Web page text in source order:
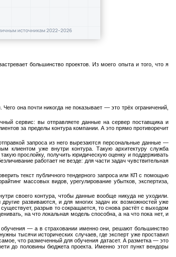
большинство проектов. Из моего опыта и того, что я
она почти никогда не показывает — это трёх ограничений,
сервис: вы отправляете данные на сервер поставщика и
за пределы контура компании. А это прямо противоречит
запроса из него вырезаются персональные данные —
клиентом уже внутри контура. Такую архитектуру служба
прослойку, получить юридическую оценку и поддерживать
работает не везде: для части задач чувствительная
текст публичного тендерного запроса или КП с помощью
массовых видов, урегулирование убытков, экспертиза,
своего контура, чтобы данные вообще никуда не уходили.
развиваются, и для многих задач их возможностей уже
разрыв то сокращается, то снова растёт с выходом
на что локальная модель способна, а на что пока нет, и
— а в страховании именно они, решают большинство
тысячи исторических случаев, где эксперт уже проставил
что размеченный для обучения датасет. А разметка — это
до половины бюджета проекта. Именно этот пункт вендоры